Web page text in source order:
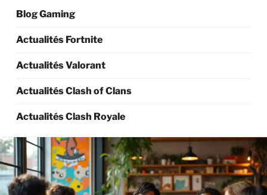
Blog Gaming
Actualités Fortnite
Actualités Valorant
Actualités Clash of Clans
Actualités Clash Royale